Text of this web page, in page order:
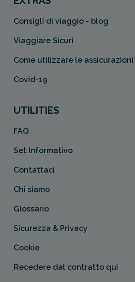
Consigli di viaggio - blog
Viaggiare Sicuri
Come utilizzare le
Covid-19
UTILITIES
FAQ
Set Informativo
Contattaci
Chi siamo
Glossario
Sicurezza & Privacy
Cookie
Recedere dal contratto qui